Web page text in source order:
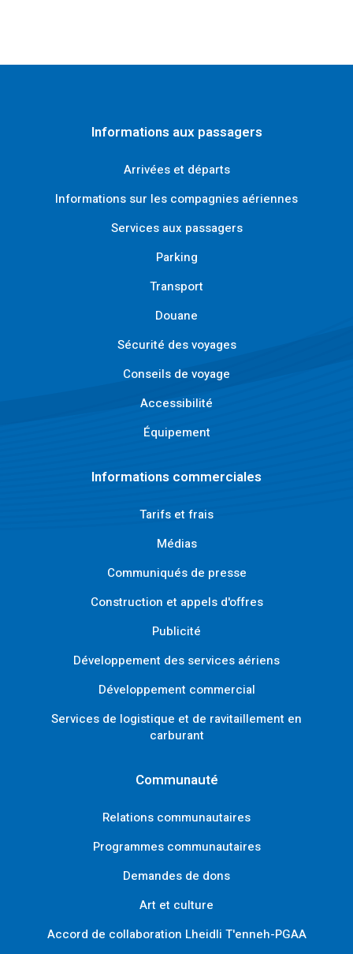
Informations aux passagers
Arrivées et départs
Informations sur les compagnies aériennes
Services aux passagers
Parking
Transport
Douane
Sécurité des voyages
Conseils de voyage
Accessibilité
Équipement
Informations commerciales
Tarifs et frais
Médias
Communiqués de presse
Construction et appels d'offres
Publicité
Développement des services aériens
Développement commercial
Services de logistique et de ravitaillement en
carburant
Communauté
Relations communautaires
Programmes communautaires
Demandes de dons
Art et culture
Accord de collaboration Lheidli T'enneh-PGAA